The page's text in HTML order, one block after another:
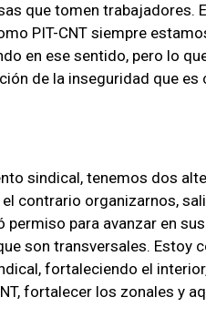
que tomen trabajadores.
PIT-CNT siempre
en ese sentido, pero lo
de la inseguridad que es
sindical, tenemos dos
contrario organizarnos,
para avanzar en
son transversales. Estoy
fortaleciendo el
fortalecer los zonales y